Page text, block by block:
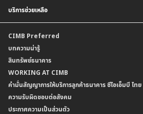
อัตราดอกเบี้ยบัญชีเงินฝากเงินตราต่างประเทศ
อัตราดอกเบี้ยเงินกู้
กำหนดระยะเวลาการขายหรือฝากเงินได้ที่เป็นเงินตราต่างป
ค่าธรรมเนียม
อัตราค่าธรรมเนียมการฝากถอนบัญชีเงินฝากเงินตราต่าง
ข้อกำหนดบัญชีเงินฝาก
เงื่อนไขและค่าธรรมเนียมที่เกี่ยวกับการให้บริการบัญชีเงิน
บริการฝากเงินเข้าบัญชีธนาคาร ซีไอเอ็มบี ไทย ที่ตู้บุญเติม
CIMB THAI Connect
บริการแจ้งเตือนผ่าน SMS
พร้อมเพย์
บริการเปิดบัญชีด้วยการยืนยันตัวตนรูปแบบดิจิทัล (NDID)
การขอและรับส่งข้อมูลรายการเคลื่อนไหวบัญชีเงินฝาก ใ
ธนาคาร (dStatement)
บริการยืนยันตัวตนรูปแบบดิจิทัล (NDID) เพื่อทำธรุกรรม
บริการช่วยเหลือ
สาขาธนาคาร
ข้อมูลคุณภาพการให้บริการ
คำมั่นสัญญาการให้บริการลูกค้าธนาคาร ซีไอเอ็มบี ไทย
Form Download Center
CIMB Preferred
บทความน่ารู้
สินทรัพย์ธนาคาร
WORKING AT CIMB
คำมั่นสัญญาการให้บริการลูกค้าธนาคาร ซีไอเอ็มบี ไทย
ความรับผิดชอบต่อสังคม
ประกาศความเป็นส่วนตัว